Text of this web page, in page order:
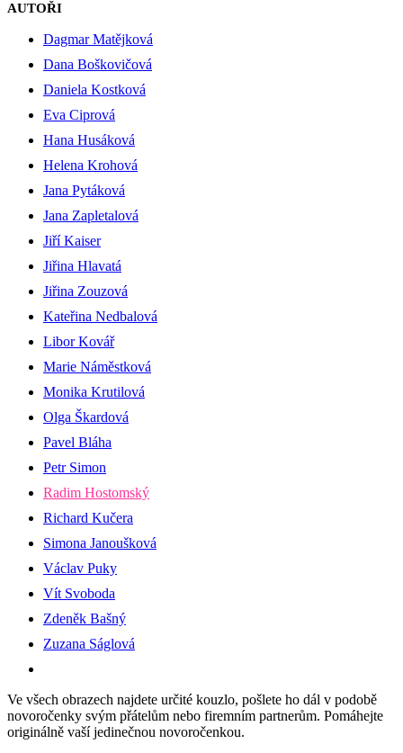
AUTOŘI
Dagmar Matějková
Dana Boškovičová
Daniela Kostková
Eva Ciprová
Hana Husáková
Helena Krohová
Jana Pytáková
Jana Zapletalová
Jiří Kaiser
Jiřina Hlavatá
Jiřina Zouzová
Kateřina Nedbalová
Libor Kovář
Marie Náměstková
Monika Krutilová
Olga Škardová
Pavel Bláha
Petr Simon
Radim Hostomský
Richard Kučera
Simona Janoušková
Václav Puky
Vít Svoboda
Zdeněk Bašný
Zuzana Ságlová
Ve všech obrazech najdete určité kouzlo, pošlete ho dál v podobě
novoročenky svým přátelům nebo firemním partnerům. Pomáhejte
originálně vaší jedinečnou novoročenkou.